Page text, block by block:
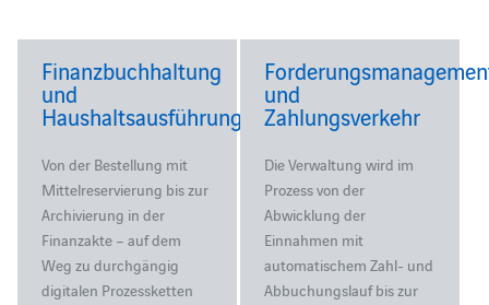
Finanzbuchhaltung
und
Haushaltsausführung
Von der Bestellung mit
Mittelreservierung bis zur
Archivierung in der
Finanzakte – auf dem
Weg zu durchgängig
digitalen Prozessketten
und
Zahlungsverkehr
Die Verwaltung wird im
Prozess von der
Abwicklung der
Einnahmen mit
automatischem Zahl- und
Abbuchungslauf bis zur